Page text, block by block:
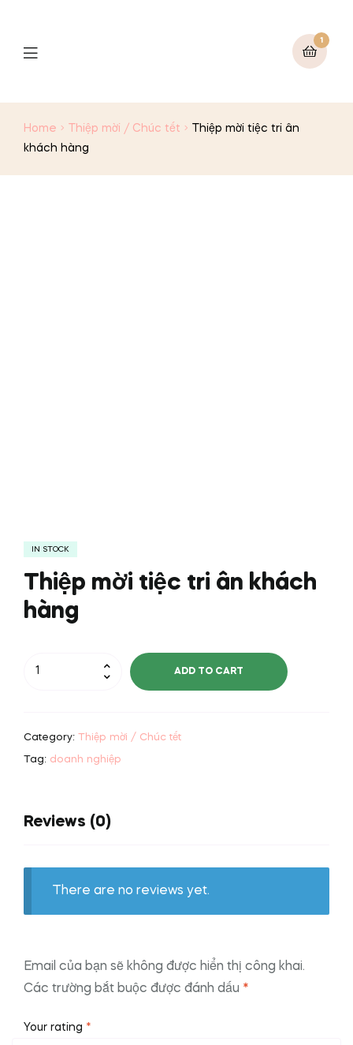
1
Menu
Home Thiệp mời / Chúc tết
Thiệp mời tiệc tri ân
khách hàng
IN STOCK
Thiệp mời tiệc tri ân khách
hàng
ân
khách
ADD TO CART
Category: Thiệp mời / Chúc tết
Tag: doanh nghiệp
Reviews (0)
There are no reviews yet.
Email của bạn sẽ không được hiển thị công khai.
Các trường bắt buộc được đánh dấu *
Your rating *